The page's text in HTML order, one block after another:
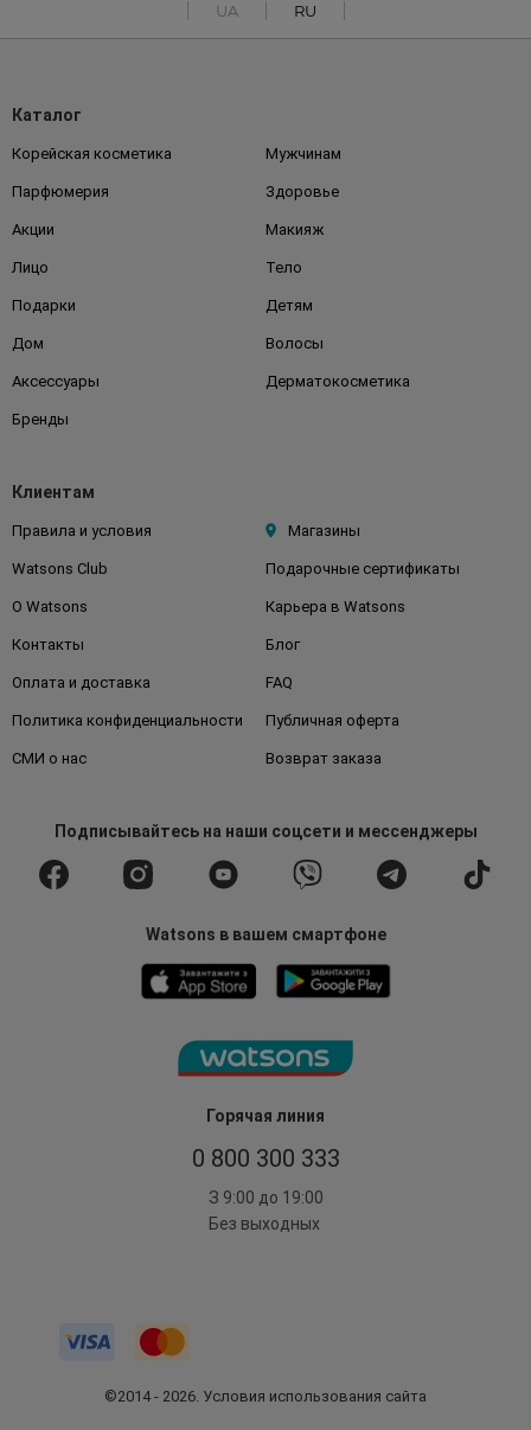
UA RU
Горячая линия
0 800 300 333
З 9:00 до 19:00
Без выходных
Каталог
Корейская косметика Мужчинам
Парфюмерия Здоровье
Акции Макияж
Лицо Тело
Подарки Детям
Дом Волосы
Аксессуары Дерматокосметика
Бренды
Клиентам
Правила и условия Магазины
Watsons Club Подарочные сертификаты
О Watsons Карьера в Watsons
Контакты Блог
Оплата и доставка FAQ
Политика конфиденциальности Публичная оферта
СМИ о нас Возврат заказа
Подписывайтесьна наши соцсети и мессенджеры
Watsons в вашем смартфоне
©2014 - 2026. Условия использования сайта